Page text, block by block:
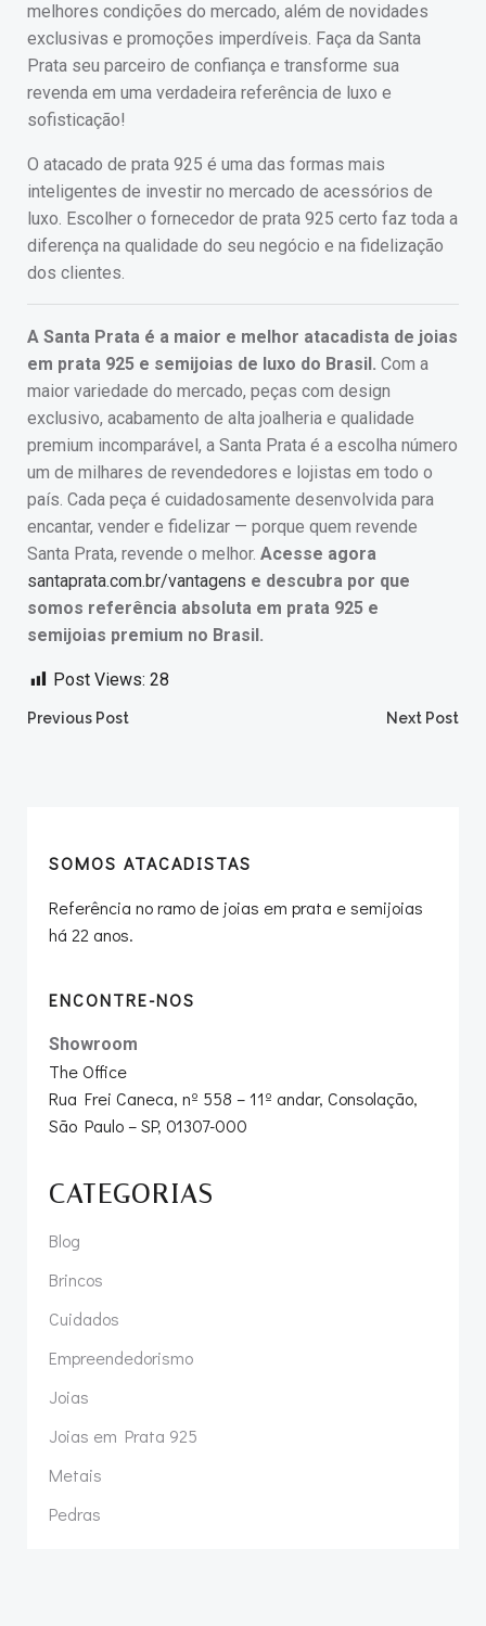
melhores condições do mercado, além de novidades
exclusivas e promoções imperdíveis. Faça da Santa
Prata seu parceiro de confiança e transforme sua
revenda em uma verdadeira referência de luxo e
sofisticação!
O atacado de prata 925 é uma das formas mais
inteligentes de investir no mercado de acessórios de
luxo. Escolher o fornecedor de prata 925 certo faz toda a
diferença na qualidade do seu negócio e na fidelização
dos clientes.
A Santa Prata é a maior e melhor atacadista de joias
em prata 925 e semijoias de luxo do Brasil. Com a
maior variedade do mercado, peças com design
exclusivo, acabamento de alta joalheria e qualidade
premium incomparável, a Santa Prata é a escolha número
um de milhares de revendedores e lojistas em todo o
país. Cada peça é cuidadosamente desenvolvida para
encantar, vender e fidelizar — porque quem revende
Santa Prata, revende o melhor. Acesse agora
santaprata.com.br/vantagens e descubra por que
somos referência absoluta em prata 925 e
semijoias premium no Brasil.
Post Views: 28
Post
Previous Post Next Post
SOMOS ATACADISTAS
Referência no ramo de joias em prata e semijoias
há 22 anos.
ENCONTRE-NOS
Showroom
The Office
Rua Frei Caneca, nº 558 – 11º andar, Consolação,
São Paulo – SP, 01307-000
CATEGORIAS
Blog
Brincos
Cuidados
Empreendedorismo
Joias
Joias em Prata 925
Metais
Pedras